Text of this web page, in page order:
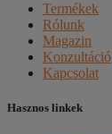
Termékek
Rólunk
Magazin
Konzultáció
Kapcsolat
Hasznos linkek